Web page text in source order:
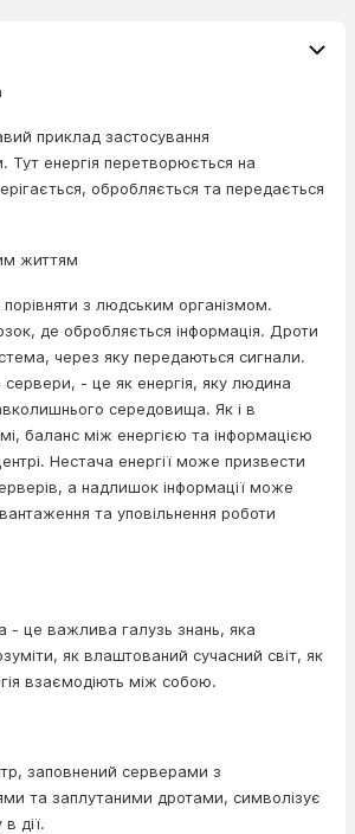
приклад застосування
Тут енергія перетворюється на
обробляється та передається
життям
з людським організмом.
де обробляється інформація. Дроти
через яку передаються сигнали.
- це як енергія, яку людина
середовища. Як і в
баланс між енергією та інформацією
Нестача енергії може призвести
а надлишок інформації може
та уповільнення роботи
- це важлива галузь знань, яка
як влаштований сучасний світ, як
взаємодіють між собою.
заповнений серверами з
та заплутаними дротами, символізує
дії.